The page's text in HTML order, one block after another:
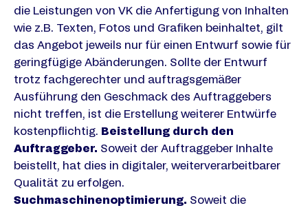
die Leistungen von VK die Anfertigung von Inhalten
wie z.B. Texten, Fotos und Grafiken beinhaltet, gilt
das Angebot jeweils nur für einen Entwurf sowie für
geringfügige Abänderungen. Sollte der Entwurf
trotz fachgerechter und auftragsgemäßer
Ausführung den Geschmack des Auftraggebers
nicht treffen, ist die Erstellung weiterer Entwürfe
kostenpflichtig. Beistellung durch den
Auftraggeber. Soweit der Auftraggeber Inhalte
beistellt, hat dies in digitaler, weiterverarbeitbarer
Qualität zu erfolgen.
Suchmaschinenoptimierung. Soweit die